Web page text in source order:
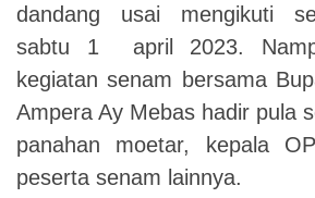
dandang usai mengikuti
sabtu 1 april 2023.
kegiatan senam bersama
Ampera Ay Mebas hadir pula
panahan moetar, kepala
peserta senam lainnya.